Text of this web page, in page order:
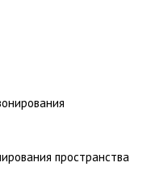
пространства